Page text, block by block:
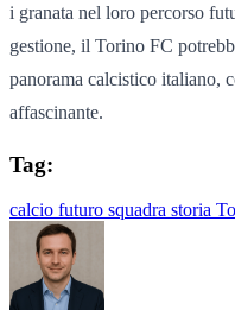
i granata nel loro percorso
gestione, il Torino FC
panorama calcistico italiano,
affascinante.
Tag:
calcio futuro squadra storia